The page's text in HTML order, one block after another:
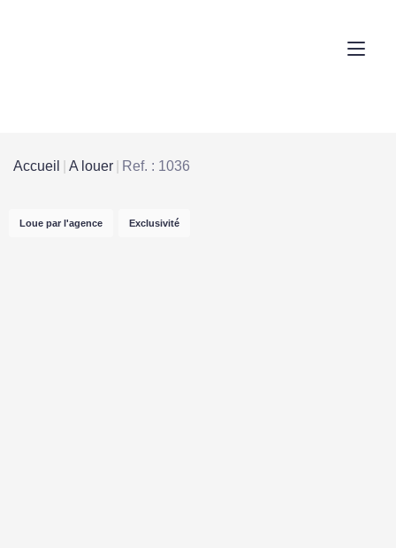
Accueil A louer Ref. : 1036
Loue par l'agence Exclusivité